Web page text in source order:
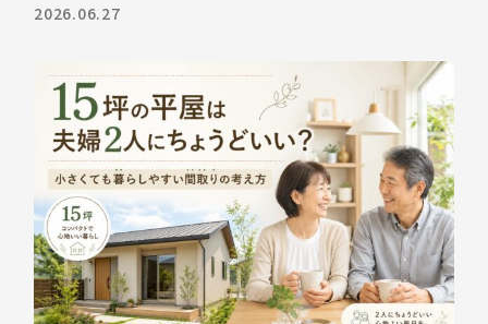
2026.06.27